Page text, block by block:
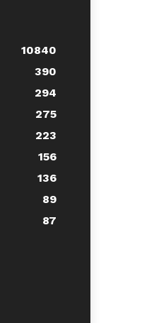
10840
390
294
275
223
156
136
89
87